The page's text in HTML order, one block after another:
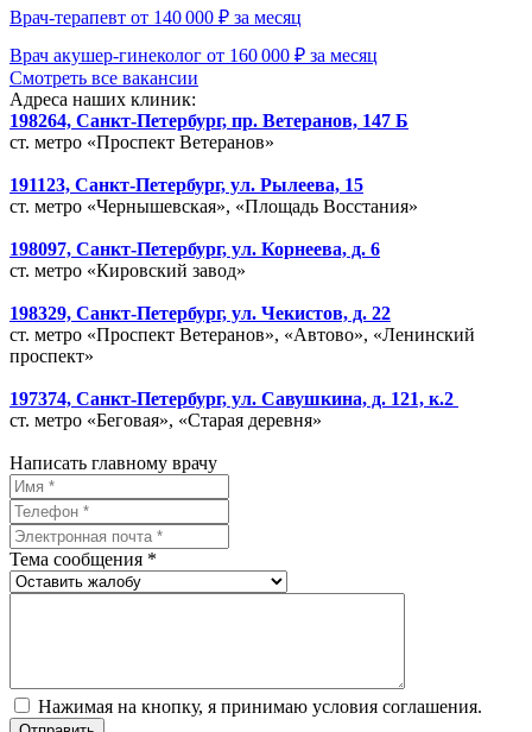
Врач-терапевт от 140 000 ₽ за месяц
Врач акушер-гинеколог от 160 000 ₽ за месяц
Смотреть все вакансии
Адреса наших клиник:
198264, Санкт-Петербург, пр. Ветеранов, 147 Б
ст. метро «Проспект Ветеранов»
191123, Санкт-Петербург, ул. Рылеева, 15
ст. метро «Чернышевская», «Площадь Восстания»
198097, Санкт-Петербург, ул. Корнеева, д. 6
ст. метро «Кировский завод»
198329, Санкт-Петербург, ул. Чекистов, д. 22
ст. метро «Проспект Ветеранов», «Автово», «Ленинский
проспект»
197374, Санкт-Петербург, ул. Савушкина, д. 121, к.2
ст. метро «Беговая», «Старая деревня»
Написать главному врачу
Тема сообщения *
Нажимая на кнопку, я принимаю условия соглашения.